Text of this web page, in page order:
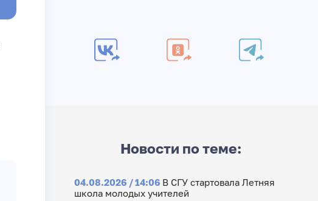
Новости по теме:
04.08.2026 / 14:06 В СГУ стартовала Летняя
школа молодых учителей